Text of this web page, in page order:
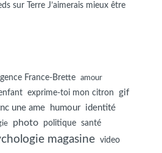
sur Terre J’aimerais mieux être
France-Brette amour
exprime-toi mon citron
gif
une ame
humour identité
photo politique
santé
magasine video